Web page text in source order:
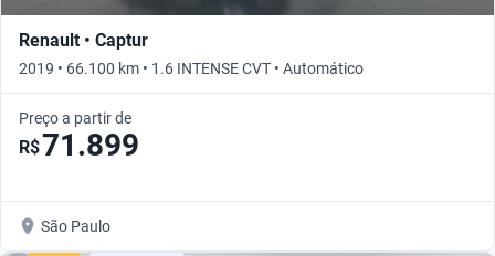
Renault • Captur
2019 • 66.100 km • 1.6 INTENSE CVT • Automático
Preço a partir de
R$71.899
São Paulo